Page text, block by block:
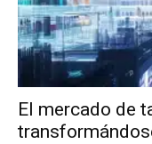
El mercado de